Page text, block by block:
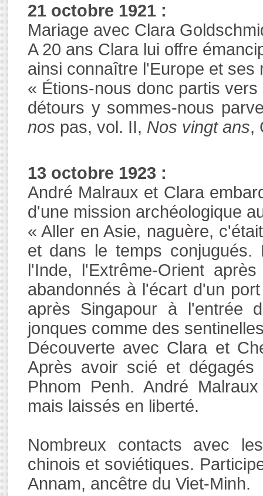
21 octobre 1921 :
Mariage avec Clara
A 20 ans Clara lui offre
ainsi connaître l'Europe et ses
« Étions-nous donc partis
détours y sommes-nous
nos pas, vol. II, Nos vingt ans,
13 octobre 1923 :
André Malraux et Clara
d'une mission archéologique
« Aller en Asie, naguère,
et dans le temps
l'Inde, l'Extrême-Orient
abandonnés à l'écart d'un
après Singapour à l'entrée
jonques comme des
Découverte avec Clara et
Après avoir scié et
Phnom Penh. André
mais laissés en liberté.
Nombreux contacts avec
chinois et soviétiques.
Annam, ancêtre du Viet-Minh.